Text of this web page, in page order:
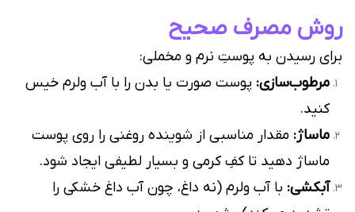
روش مصرف صحیح
برای رسیدن به پوستِ نرم و مخملی:
مرطوب‌سازی: پوست صورت یا بدن را با آب ولرم خیس
کنید.
ماساژ: مقدار مناسبی از شوینده روغنی را روی پوست
ماساژ دهید تا کفِ کرمی و بسیار لطیفی ایجاد شود.
آبکشی: با آب ولرم (نه داغ، چون آب داغ خشکی را